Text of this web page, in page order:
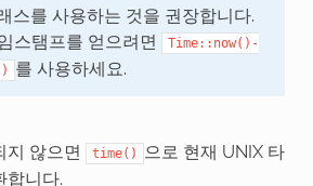
스를 사용하는 것을 권장합니다.
스탬프를 얻으려면
Time::now()-
를 사용하세요.
지 않으면 time()
으로 현재 UNIX 타
합니다.